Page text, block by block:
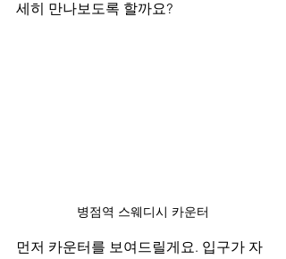
세히 만나보도록 할까요?
병점역 스웨디시 카운터
먼저 카운터를 보여드릴게요. 입구가 자